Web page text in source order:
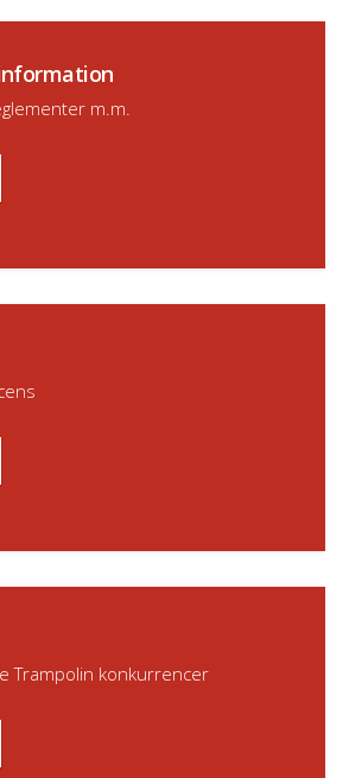
m.m.
Trampolin konkurrencer